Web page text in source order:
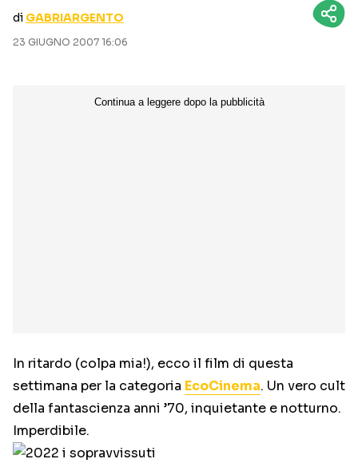
Seguici sui social
di GABRIARGENTO
23 GIUGNO 2007 16:06
In ritardo (colpa mia!), ecco il film di questa
settimana per la categoria EcoCinema. Un vero cult
della fantascienza anni ’70, inquietante e notturno.
Imperdibile.